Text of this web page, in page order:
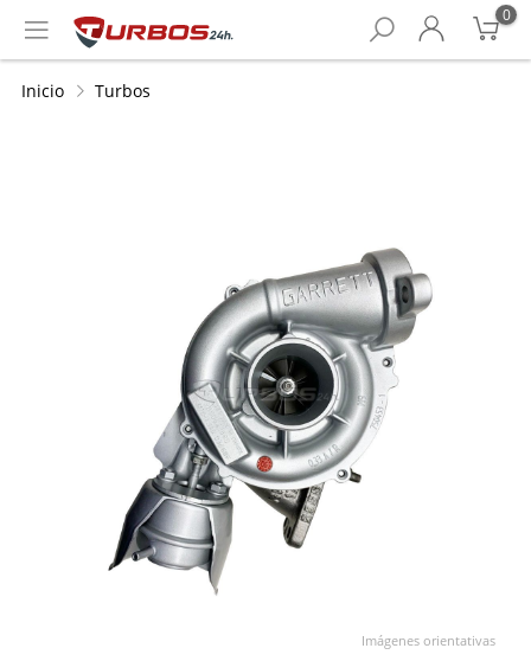
0
Inicio Turbos
Imágenes orientativas